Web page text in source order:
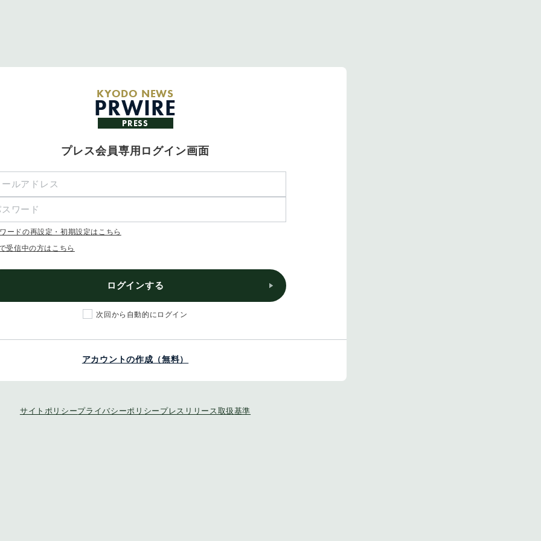
KYODO NEWS
PRWIRE
PRESS
プレス会員専用ログイン画面
ードの再設定・初期設定はこちら
受信中の方はこちら
ログインする
次回から自動的にログイン
アカウントの作成（無料）
サイトポリシープライバシーポリシー プレスリリース取扱基準